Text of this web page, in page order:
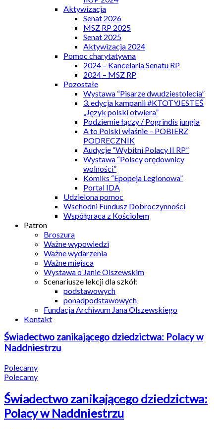
Aktywizacja
Senat 2026
MSZ RP 2025
Senat 2025
Aktywizacja 2024
Pomoc charytatywna
2024 – Kancelaria Senatu RP
2024 – MSZ RP
Pozostałe
Wystawa “Pisarze dwudziestolecia”
3. edycja kampanii #KTOTYJESTEŚ
„Język polski otwiera”
Podziemie łączy / Pogrindis jungia
A to Polski właśnie – POBIERZ
PODRECZNIK
Audycje “Wybitni Polacy II RP”
Wystawa “Polscy orędownicy
wolności”
Komiks “Epopeja Legionowa”
Portal IDA
Udzielona pomoc
Wschodni Fundusz Dobroczynności
Współpraca z Kościołem
Patron
Broszura
Ważne wypowiedzi
Ważne wydarzenia
Ważne miejsca
Wystawa o Janie Olszewskim
Scenariusze lekcji dla szkół:
podstawowych
ponadpodstawowych
Fundacja Archiwum Jana Olszewskiego
Kontakt
Świadectwo zanikającego dziedzictwa: Polacy w
Naddniestrzu
Polecamy
Polecamy
Świadectwo zanikającego dziedzictwa:
Polacy w Naddniestrzu